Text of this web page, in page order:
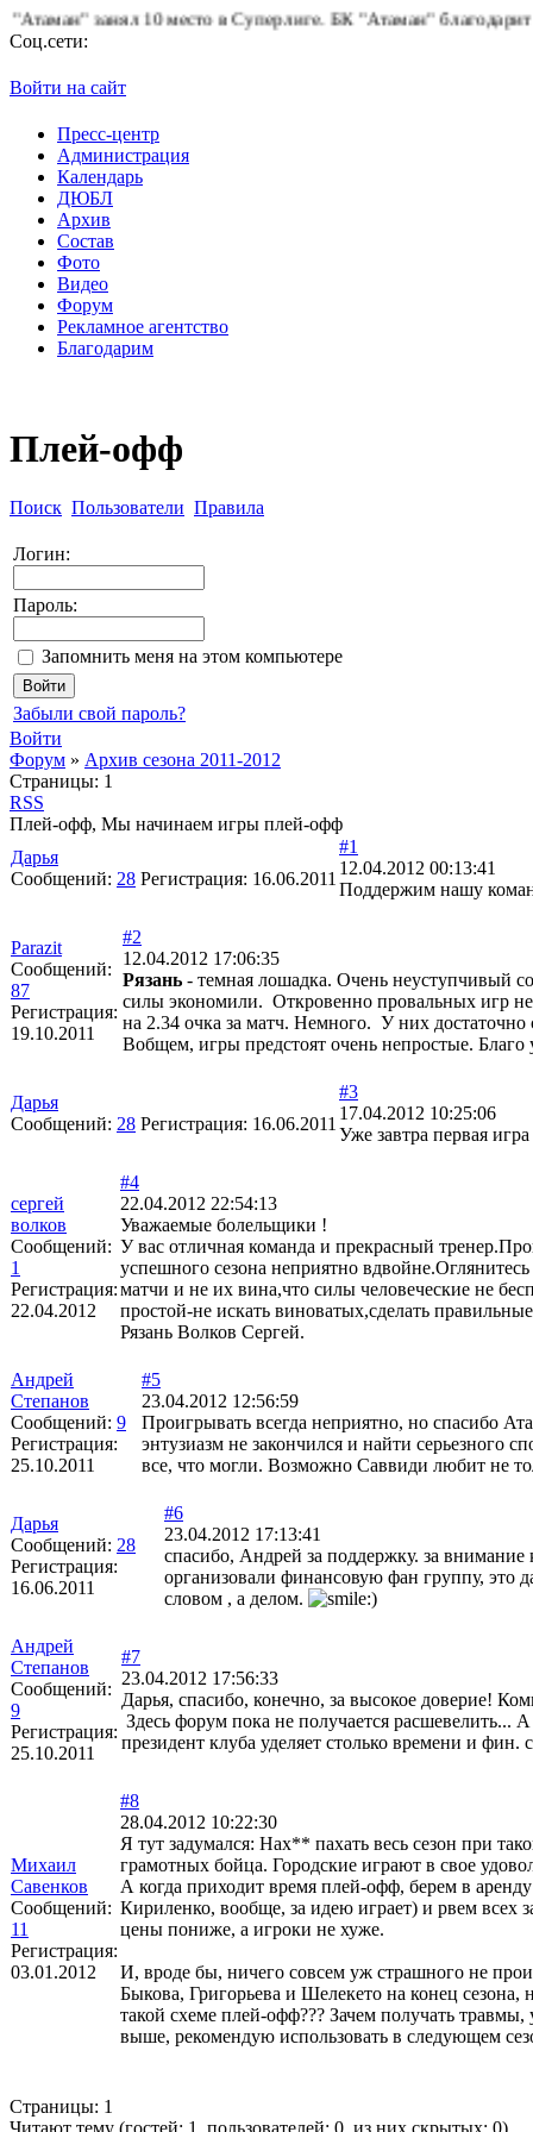
занял 10 место в Суперлиге.БК "Атаман" благодарит
Соц.сети:
Войти на сайт
Пресс-центр
Администрация
Календарь
ДЮБЛ
Архив
Состав
Фото
Видео
Форум
Рекламное агентство
Благодарим
Плей-офф
Поиск Пользователи Правила
Логин:
Пароль:
Запомнить меня на этом компьютере
Забыли свой пароль?
Войти
Форум » Архив сезона 2011-2012
Страницы: 1
RSS
Плей-офф, Мы начинаем игры плей-офф
Дарья
Сообщений: 28 Регистрация: 16.06.2011
#1
12.04.2012 00:13:41
Поддержим нашу
Parazit
Сообщений:
87
Регистрация:
19.10.2011
#2
12.04.2012 17:06:35
Рязань - темная лошадка. Очень неуступчивый
силы экономили. Откровенно провальных игр
на 2.34 очка за матч. Немного. У них достаточно
Вобщем, игры предстоят очень непростые.
Дарья
Сообщений: 28 Регистрация: 16.06.2011
#3
17.04.2012 10:25:06
Уже завтра первая
сергей
волков
Сообщений:
1
Регистрация:
22.04.2012
#4
22.04.2012 22:54:13
Уважаемые болельщики !
У вас отличная команда и прекрасный
успешного сезона неприятно
матчи и не их вина,что силы человеческие не
простой-не искать виноватых,сделать
Рязань Волков Сергей.
Андрей
Степанов
Сообщений: 9
Регистрация:
25.10.2011
#5
23.04.2012 12:56:59
Проигрывать всегда неприятно, но спасибо
энтузиазм не закончился и найти серьезного
все, что могли. Возможно Саввиди любит не
Дарья
Сообщений: 28
Регистрация:
16.06.2011
#6
23.04.2012 17:13:41
спасибо, Андрей за поддержку. за
организовали финансовую фан группу, это
словом , а делом.
Андрей
Степанов
Сообщений:
9
Регистрация:
25.10.2011
#7
23.04.2012 17:56:33
Дарья, спасибо, конечно, за высокое доверие!
Здесь форум пока не получается
президент клуба уделяет столько времени и
Михаил
Савенков
Сообщений:
11
Регистрация:
03.01.2012
#8
28.04.2012 10:22:30
Я тут задумался: Нах** пахать весь сезон при
грамотных бойца. Городские играют в свое
А когда приходит время плей-офф, берем в
Кириленко, вообще, за идею играет) и рвем
цены пониже, а игроки не хуже.
И, вроде бы, ничего совсем уж страшного не
Быкова, Григорьева и Шелекето на конец
такой схеме плей-офф??? Зачем получать
выше, рекомендую использовать в следующем
Страницы: 1
Читают тему (гостей: 1 , пользователей: 0 , из них скрытых: 0)